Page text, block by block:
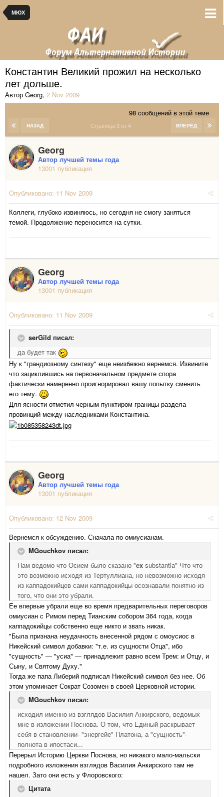
МЮХ
Константин Великий прожил на несколько
лет дольше.
Автор Georg, 2 Nov 2009
98 сообщений в этой теме
НАЗАД ВПЕРЁД
Страница 3 из 4
Georg
Автор лучшей темы года
13001 публикация
Опубликовано: 11 Nov 2009
Коллеги, глубоко извиняюсь, но сегодня не смогу заняться
темой. Продолжение переносится на сутки.
Georg
Автор лучшей темы года
13001 публикация
Опубликовано: 11 Nov 2009
serGild писал:
да будет так
Ну к "грандиозному синтезу" еще неизбежно вернемся. Извините
что зациклившись на первоначальном предмете спора
фактически намеренно проигнорировал вашу попытку сменить
его тему.
Для ясности отметил черным пунктиром границы раздела
провинций между наследниками Константина.
Georg
Автор лучшей темы года
13001 публикация
Опубликовано: 12 Nov 2009
Вернемся к обсуждению. Сначала по омиусианам.
MGouchkov писал:
Нам ведомо что Осием было сказано "ex substantia" Что что
это возможно исходя из Тертуллиана, но невозможно исходя
из каппадокийцев сами каппадокийцы осознавали понятно из
того, что они это убрали.
Ее впервые убрали еще во время предварительных переговоров
омиусиан с Римом перед Тианским собором 364 года, когда
каппадокийцы собственно еще никто и звать никак.
"Была признана неудачность внесенной рядом с омоусиос в
Никейский символ добавки: "т.е. из сущности Отца", ибо
"сущность" — "усиа" — принадлежит равно всем Трем: и Отцу, и
Сыну, и Святому Духу."
Тогда же папа Либерий подписал Никейский символ без нее. Об
этом упоминает Сократ Созомен в своей Церковной истории.
MGouchkov писал:
исходил именно из взглядов Василия Анкирского, ведомых
мне в изложении Поснова. О том, что Единый раскрывает
себя в становлении- "энергейе" Платона, а "сущность"-
полнота в ипостаси...
Перерыл Историю Церкви Поснова, но никакого мало-мальски
подробного изложения взглядов Василия Анкирского там не
нашел. Зато они есть у Флоровского:
Цитата